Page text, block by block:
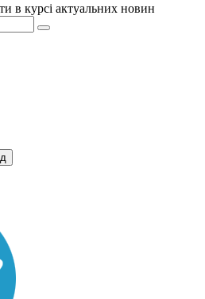
в курсі актуальних новин